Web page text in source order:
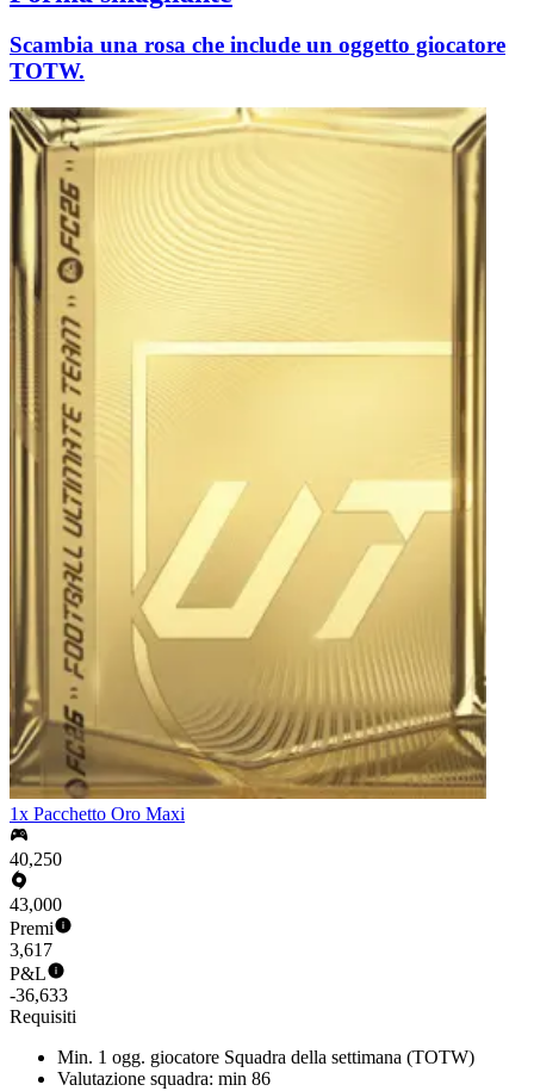
Scambia una rosa che include un oggetto giocatore
TOTW.
1x Pacchetto Oro Maxi
40,250
43,000
Premi
3,617
P&L
-36,633
Requisiti
Min. 1 ogg. giocatore Squadra della settimana (TOTW)
Valutazione squadra: min 86